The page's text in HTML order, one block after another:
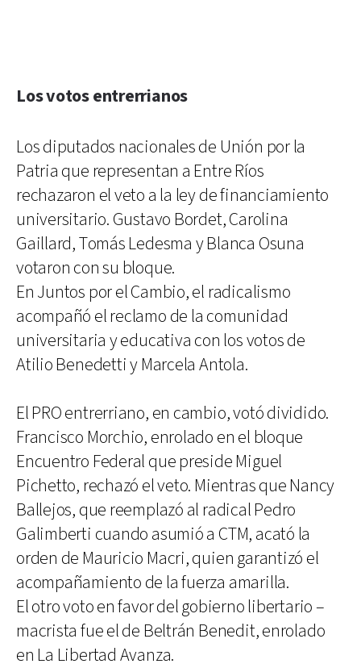
Los votos entrerrianos
Los diputados nacionales de Unión por la
Patria que representan a Entre Ríos
rechazaron el veto a la ley de financiamiento
universitario. Gustavo Bordet, Carolina
Gaillard, Tomás Ledesma y Blanca Osuna
votaron con su bloque.
En Juntos por el Cambio, el radicalismo
acompañó el reclamo de la comunidad
universitaria y educativa con los votos de
Atilio Benedetti y Marcela Antola.
El PRO entrerriano, en cambio, votó dividido.
Francisco Morchio, enrolado en el bloque
Encuentro Federal que preside Miguel
Pichetto, rechazó el veto. Mientras que Nancy
Ballejos, que reemplazó al radical Pedro
Galimberti cuando asumió a CTM, acató la
orden de Mauricio Macri, quien garantizó el
acompañamiento de la fuerza amarilla.
El otro voto en favor del gobierno libertario –
macrista fue el de Beltrán Benedit, enrolado
en La Libertad Avanza.